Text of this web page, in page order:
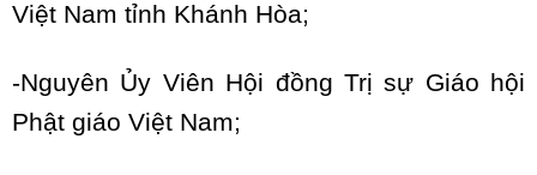
Việt Nam tỉnh Khánh Hòa;
-Nguyên Ủy Viên Hội đồng Trị sự Giáo hội
Phật giáo Việt Nam;